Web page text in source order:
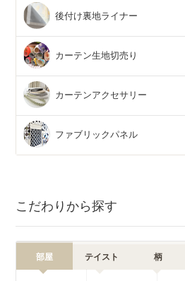
後付け裏地ライナー
カーテン生地切売り
カーテンアクセサリー
ファブリックパネル
こだわりから探す
部屋 テイスト 柄